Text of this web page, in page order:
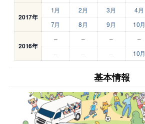
2017年
1月 2月 3月 4月
7月
8月 9月 10月
2016年
– – – –
–
– – 10月
基本情報